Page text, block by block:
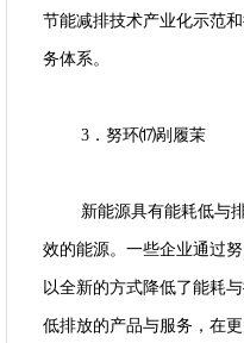
节能减排技术产业化示范
务体系。
3．努环⒄剐履茉
新能源具有能耗低与
效的能源。一些企业通过
以全新的方式降低了能耗
低排放的产品与服务，在